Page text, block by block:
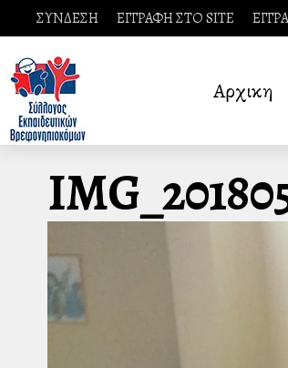
ΣΥΝΔΕΣΗ ΕΓΓΡΑΦΗ ΣΤΟ SITE
Αρχικη